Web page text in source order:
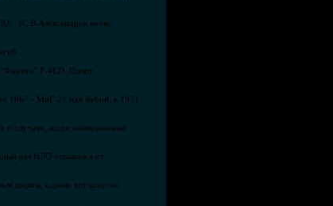
(С.В.Александров вновь
"Фантом" F-4ЕD. Пилот
1967 - МиГ-21 над Кубой; в 1971
случаях, когда неопознанные
раз НЛО отрывался от
шаром, однако тот искусно